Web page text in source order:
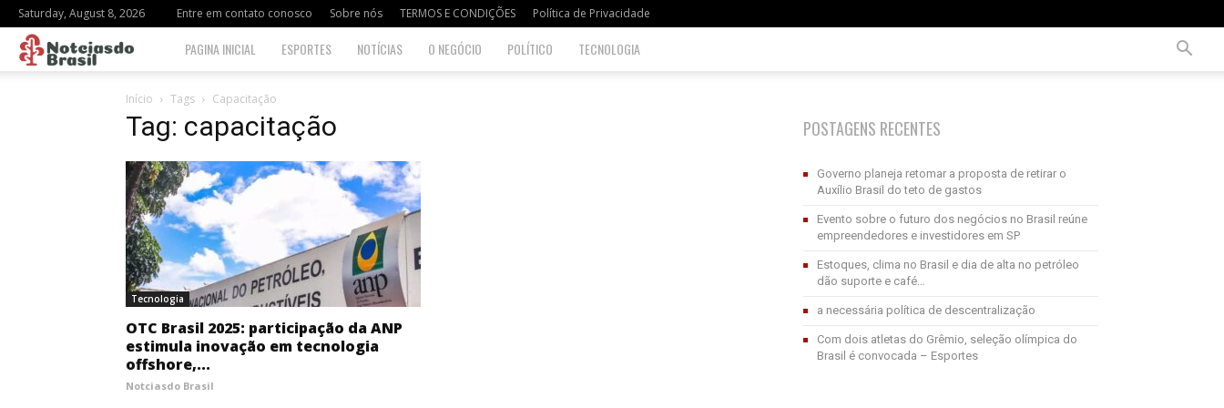
Saturday, August 8, 2026 Entre em contato conosco Sobre nós TERMOS E CONDIÇÕES Política de Privacidade
Notciasdo
Brasil
PAGINA INICIAL ESPORTES NOTÍCIAS O NEGÓCIO POLÍTICO TECNOLOGIA
Início Tags Capacitação
Tag: capacitação
Tecnologia
OTC Brasil 2025: participação da ANP
estimula inovação em tecnologia
offshore,...
Notciasdo Brasil
POSTAGENS RECENTES
Governo planeja retomar a proposta de retirar o
Auxílio Brasil do teto de gastos
Evento sobre o futuro dos negócios no Brasil reúne
empreendedores e investidores em SP
Estoques, clima no Brasil e dia de alta no petróleo
dão suporte e café…
a necessária política de descentralização
Com dois atletas do Grêmio, seleção olímpica do
Brasil é convocada – Esportes